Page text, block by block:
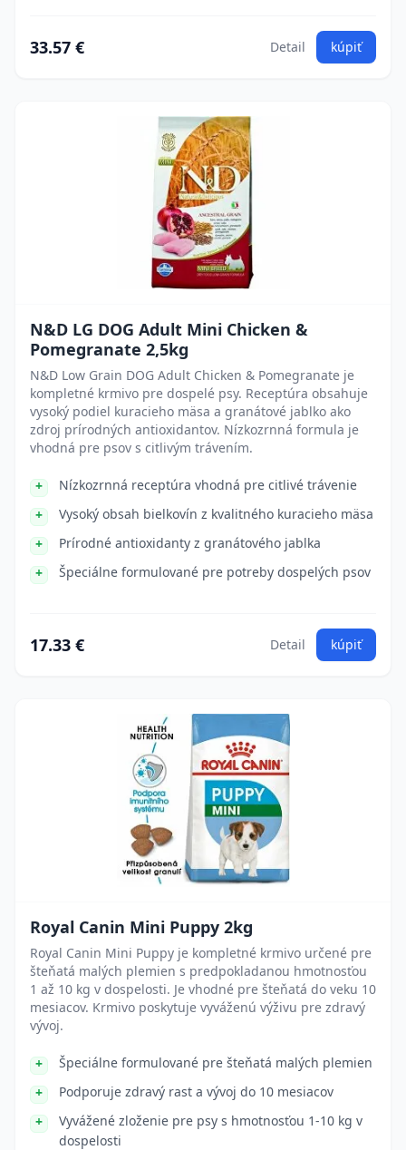
33.57 € Detail kúpiť
N&D LG DOG Adult Mini Chicken &
Pomegranate 2,5kg
N&D Low Grain DOG Adult Chicken & Pomegranate je
kompletné krmivo pre dospelé psy. Receptúra obsahuje
vysoký podiel kuracieho mäsa a granátové jablko ako
zdroj prírodných antioxidantov. Nízkozrnná formula je
vhodná pre psov s citlivým trávením.
Nízkozrnná receptúra vhodná pre citlivé trávenie
Vysoký obsah bielkovín z kvalitného kuracieho mäsa
Prírodné antioxidanty z granátového jablka
Špeciálne formulované pre potreby dospelých psov
17.33 € Detail kúpiť
Royal Canin Mini Puppy 2kg
Royal Canin Mini Puppy je kompletné krmivo určené pre
šteňatá malých plemien s predpokladanou hmotnosťou
1 až 10 kg v dospelosti. Je vhodné pre šteňatá do veku 10
mesiacov. Krmivo poskytuje vyváženú výživu pre zdravý
vývoj.
Špeciálne formulované pre šteňatá malých plemien
Podporuje zdravý rast a vývoj do 10 mesiacov
Vyvážené zloženie pre psy s hmotnosťou 1-10 kg v
dospelosti